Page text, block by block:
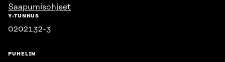
Saapumisohjeet
Y-TUNNUS
0202132-3
PUHELIN